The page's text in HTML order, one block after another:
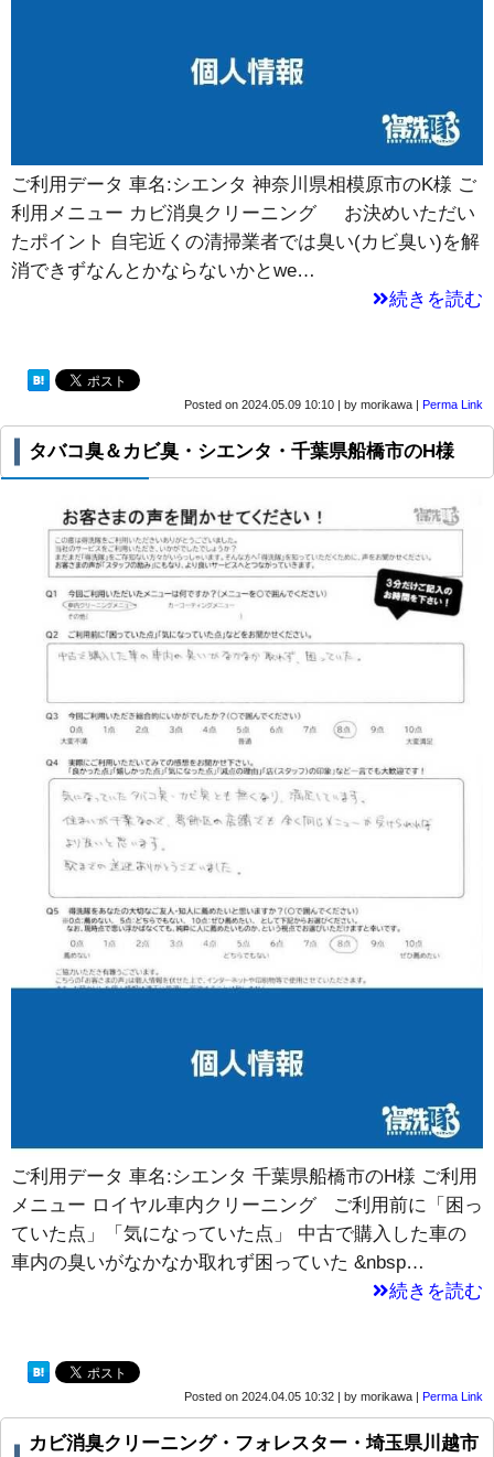
ご利用データ 車名:シエンタ 神奈川県相模原市のK様 ご
利用メニュー カビ消臭クリーニング お決めいただい
たポイント 自宅近くの清掃業者では臭い(カビ臭い)を解
消できずなんとかならないかとwe…
続きを読む
Posted on 2024.05.09 10:10 | by morikawa | Perma Link
タバコ臭＆カビ臭・シエンタ・千葉県船橋市のH様
ご利用データ 車名:シエンタ 千葉県船橋市のH様 ご利用
メニュー ロイヤル車内クリーニング ご利用前に「困っ
ていた点」「気になっていた点」 中古で購入した車の
車内の臭いがなかなか取れず困っていた &nbsp…
続きを読む
Posted on 2024.04.05 10:32 | by morikawa | Perma Link
カビ消臭クリーニング・フォレスター・埼玉県川越市